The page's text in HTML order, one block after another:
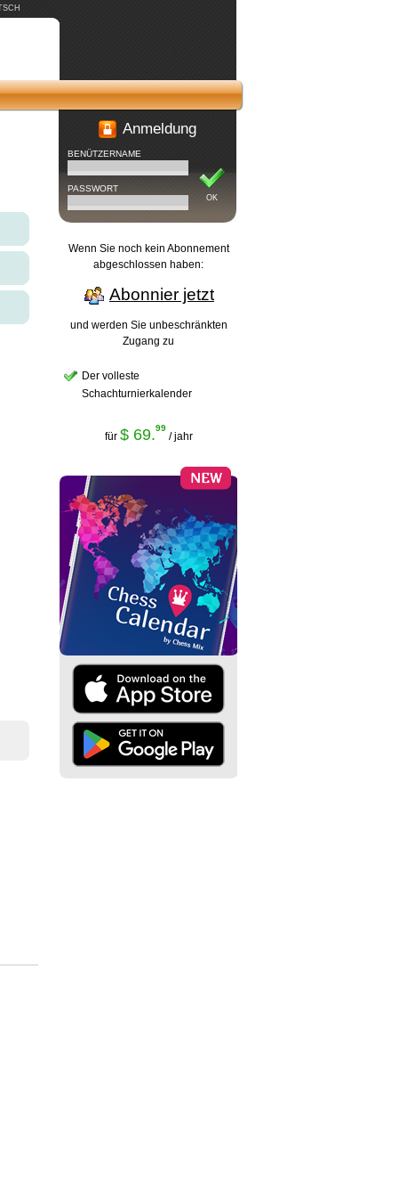
Anmeldung
OK
BENÜTZERNAME
PASSWORT
Wenn Sie noch kein Abonnement
abgeschlossen haben:
Abonnier jetzt
und werden Sie unbeschränkten
Zugang zu
Der volleste
Schachturnierkalender
für $ 69.99
/ jahr